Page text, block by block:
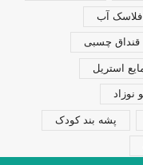
فلاسک آب
قنداق چسبی
استریل
نوزاد
پشه بند کودک